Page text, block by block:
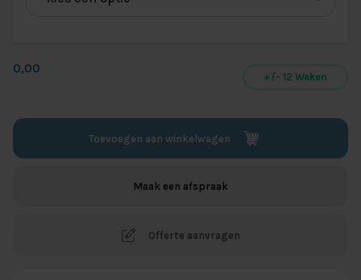
0,00
+/- 12 Weken
Toevoegen aan winkelwagen
Maak een afspraak
Offerte aanvragen